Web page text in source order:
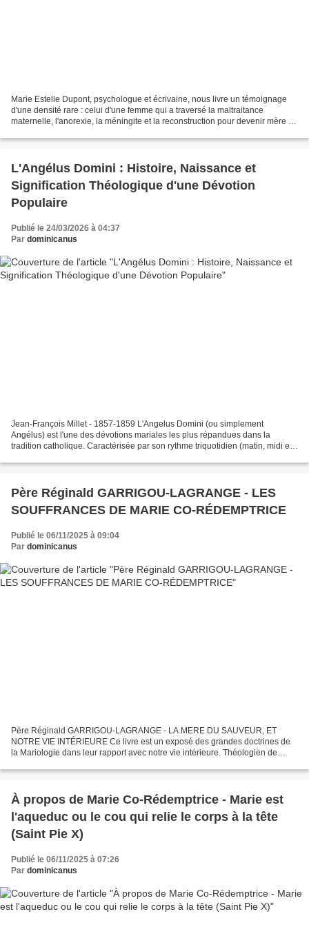
Marie Estelle Dupont, psychologue et écrivaine, nous livre un témoignage
d'une densité rare : celui d'une femme qui a traversé la maltraitance
maternelle, l'anorexie, la méningite et la reconstruction pour devenir mère à
L'Angélus Domini : Histoire, Naissance et
Signification Théologique d'une Dévotion
Populaire
Publié le 24/03/2026 à 04:37
Par dominicanus
Jean-François Millet - 1857-1859 L'Angelus Domini (ou simplement
Angélus) est l'une des dévotions mariales les plus répandues dans la
tradition catholique. Caractérisée par son rythme triquotidien (matin, midi et
Père Réginald GARRIGOU-LAGRANGE - LES
SOUFFRANCES DE MARIE CO-RÉDEMPTRICE
Publié le 06/11/2025 à 09:04
Par dominicanus
Père Réginald GARRIGOU-LAGRANGE - LA MERE DU SAUVEUR, ET
NOTRE VIE INTÉRIEURE Ce livre est un exposé des grandes doctrines de
la Mariologie dans leur rapport avec notre vie intérieure. Théologien de
À propos de Marie Co-Rédemptrice - Marie est
l'aqueduc ou le cou qui relie le corps à la tête
(Saint Pie X)
Publié le 06/11/2025 à 07:26
Par dominicanus